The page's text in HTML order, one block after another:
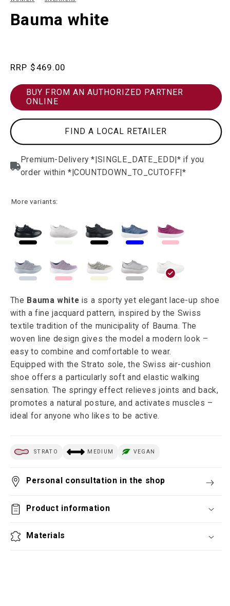
Bauma white
Regular$469.00
BUY FROM AN AUTHORIZED PARTNER
ONLINE
FIND A LOCAL RETAILER
More variants:
The Bauma white is a sporty yet elegant lace-up shoe
with a fine jacquard pattern, inspired by the Swiss
textile tradition of the municipality of Bauma. The
woven line design gives the model a modern look –
easy to combine and comfortable to wear.
Equipped with the Strato sole, the Swiss air-cushion
shoe offers a particularly soft and elastic walking
sensation. The springy effect relieves joints and back,
promotes a natural posture, and activates muscles –
ideal for anyone who likes to be active.
STRATO MEDIUM VEGAN
Personal consultation in the shop
Product information
Materials